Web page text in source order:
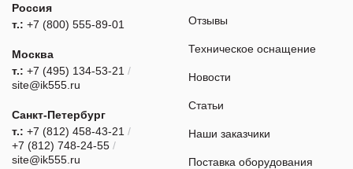
Россия
т.: +7 (800) 555-89-01
Москва
т.: +7 (495) 134-53-21 /
site@ik555.ru
Санкт-Петербург
т.: +7 (812) 458-43-21 /
+7 (812) 748-24-55 /
site@ik555.ru
Отзывы
Техническое оснащение
Новости
Статьи
Наши заказчики
Поставка оборудования